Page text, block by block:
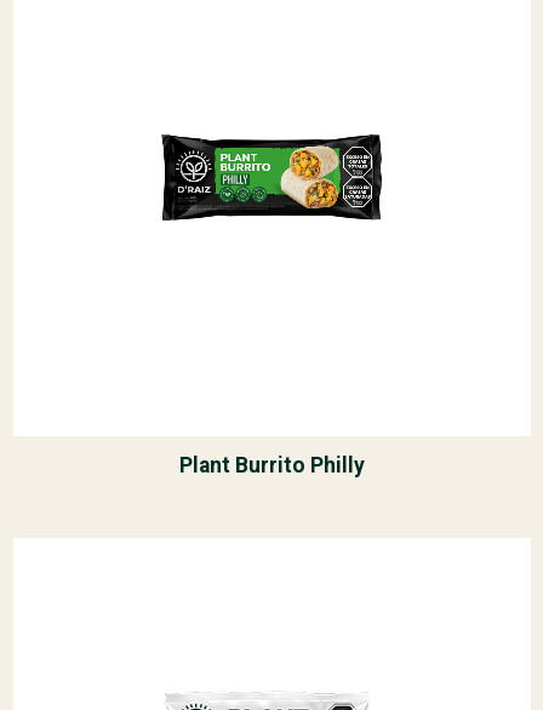
Plant Burrito Philly